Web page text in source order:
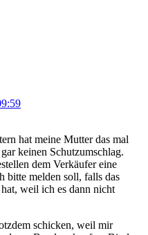
hat meine Mutter das mal
keinen Schutzumschlag.
dem Verkäufer eine
bitte melden soll, falls das
weil ich es dann nicht
schicken, weil mir